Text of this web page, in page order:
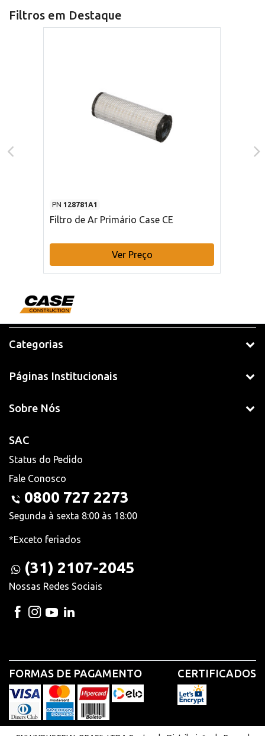
Filtros em Destaque
PN 128781A1
Filtro de Ar Primário Case CE
Ver Preço
Categorias
Páginas Institucionais
Sobre Nós
SAC
Status do Pedido
Fale Conosco
0800 727 2273
Segunda à sexta 8:00 às 18:00
*Exceto feriados
(31) 2107-2045
Nossas Redes Sociais
FORMAS DE PAGAMENTO CERTIFICADOS